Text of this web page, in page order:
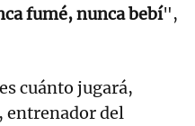
fumé, nunca bebí",
cuánto jugará,
, entrenador del